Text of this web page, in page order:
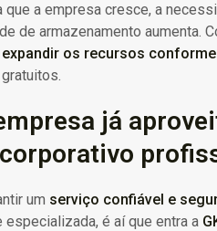
que a empresa cresce, a
de armazenamento aumenta.
expandir os recursos conforme
já
um serviço confiável e
especializada, é aí que entra a